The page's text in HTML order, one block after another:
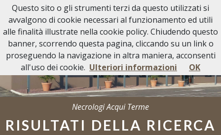
Necrologi Acqui Terme
Necrologi Acqui Terme
RISULTATI DELLA RICERCA
Questo sito o gli strumenti terzi da questo utilizzati si
avvalgono di cookie necessari al funzionamento ed utili
alle finalità illustrate nella cookie policy. Chiudendo questo
banner, scorrendo questa pagina, cliccando su un link o
proseguendo la navigazione in altra maniera, acconsenti
all'uso dei cookie. Ulteriori informazioni OK